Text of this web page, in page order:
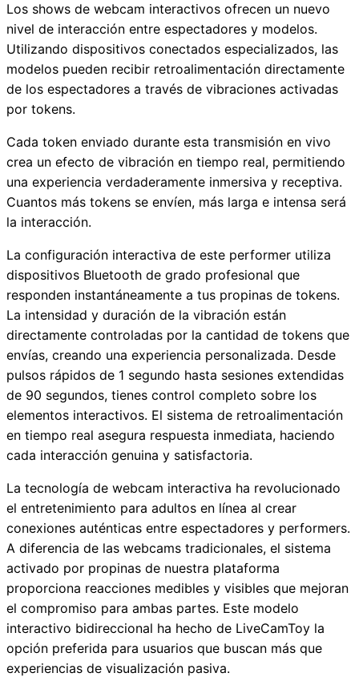
Los shows de webcam interactivos ofrecen un nuevo
nivel de interacción entre espectadores y modelos.
Utilizando dispositivos conectados especializados, las
modelos pueden recibir retroalimentación directamente
de los espectadores a través de vibraciones activadas
por tokens.
Cada token enviado durante esta transmisión en vivo
crea un efecto de vibración en tiempo real, permitiendo
una experiencia verdaderamente inmersiva y receptiva.
Cuantos más tokens se envíen, más larga e intensa será
la interacción.
La configuración interactiva de este performer utiliza
dispositivos Bluetooth de grado profesional que
responden instantáneamente a tus propinas de tokens.
La intensidad y duración de la vibración están
directamente controladas por la cantidad de tokens que
envías, creando una experiencia personalizada. Desde
pulsos rápidos de 1 segundo hasta sesiones extendidas
de 90 segundos, tienes control completo sobre los
elementos interactivos. El sistema de retroalimentación
en tiempo real asegura respuesta inmediata, haciendo
cada interacción genuina y satisfactoria.
La tecnología de webcam interactiva ha revolucionado
el entretenimiento para adultos en línea al crear
conexiones auténticas entre espectadores y performers.
A diferencia de las webcams tradicionales, el sistema
activado por propinas de nuestra plataforma
proporciona reacciones medibles y visibles que mejoran
el compromiso para ambas partes. Este modelo
interactivo bidireccional ha hecho de LiveCamToy la
opción preferida para usuarios que buscan más que
experiencias de visualización pasiva.